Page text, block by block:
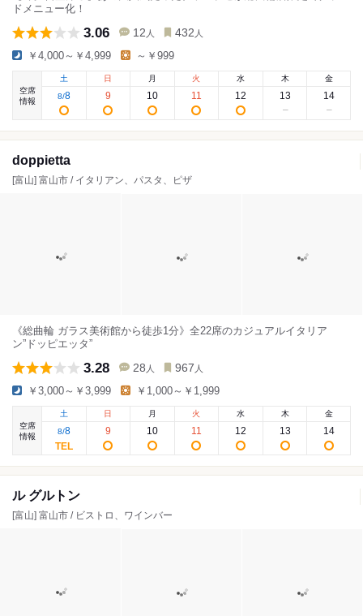
ドメニュー化！
3.06 12 人 432 人
￥4,000～￥4,999 ～￥999
空席
情報
土
8/8
日
9
月
10
火
11
水
12
木
13
金
14
doppietta
[富山] 富山市 / イタリアン、パスタ、ピザ
《総曲輪 ガラス美術館から徒歩1分》全22席のカジュアルイタリア
ン”ドッピエッタ”
3.28 28 人 967 人
￥3,000～￥3,999 ￥1,000～￥1,999
空席
情報
土
8/8
日
9
月
10
火
11
水
12
木
13
金
14
ル グルトン
[富山] 富山市 / ビストロ、ワインバー